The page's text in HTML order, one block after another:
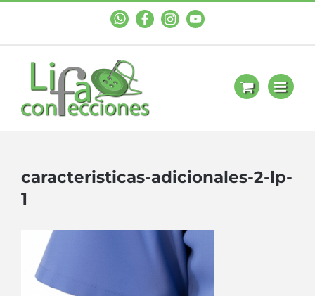
WhastAppFacebookInstagramYouTube
caracteristicas-adicionales-2-lp-
1